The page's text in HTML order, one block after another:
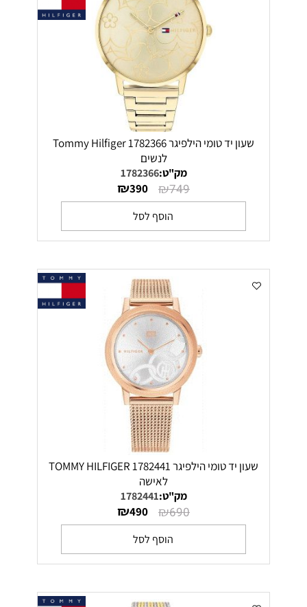
שעון יד טומי הילפיגר 1782366 Tommy Hilfiger
לנשים
מק"ט:1782366
₪749
₪390
הוסף לסל
שעון יד טומי הילפיגר 1782441 TOMMY HILFIGER
לאישה
מק"ט:1782441
₪690
₪490
הוסף לסל